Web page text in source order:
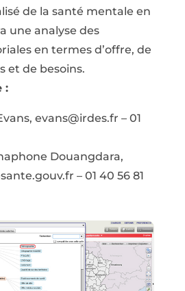
de la santé mentale en
une analyse des
en termes d’offre, de
et de besoins.
:
evans@irdes.fr – 01
Douangdara,
– 01 40 56 81